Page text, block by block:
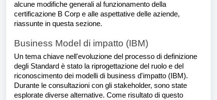
alcune modifiche generali al funzionamento della
certificazione B Corp e alle aspettative delle aziende,
riassunte in questa sezione.
Business Model di impatto (IBM)
Un tema chiave nell'evoluzione del processo di definizione
degli Standard è stato la riprogettazione del ruolo e del
riconoscimento dei modelli di business d'impatto (IBM).
Durante le consultazioni con gli stakeholder, sono state
esplorate diverse alternative. Come risultato di questo